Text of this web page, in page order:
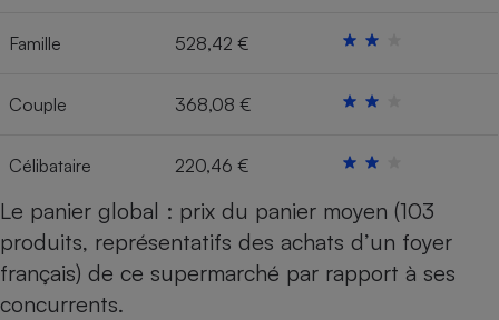
Famille 528,42 €
Couple 368,08 €
Célibataire 220,46 €
Le panier global : prix du panier moyen (103
produits, représentatifs des achats d’un foyer
français) de ce supermarché par rapport à ses
concurrents.